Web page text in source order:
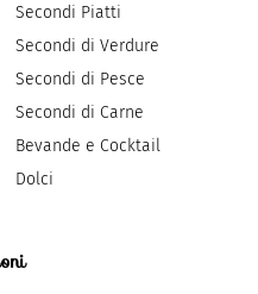
Secondi Piatti
Secondi di Verdure
Secondi di Pesce
Secondi di Carne
Bevande e Cocktail
Dolci